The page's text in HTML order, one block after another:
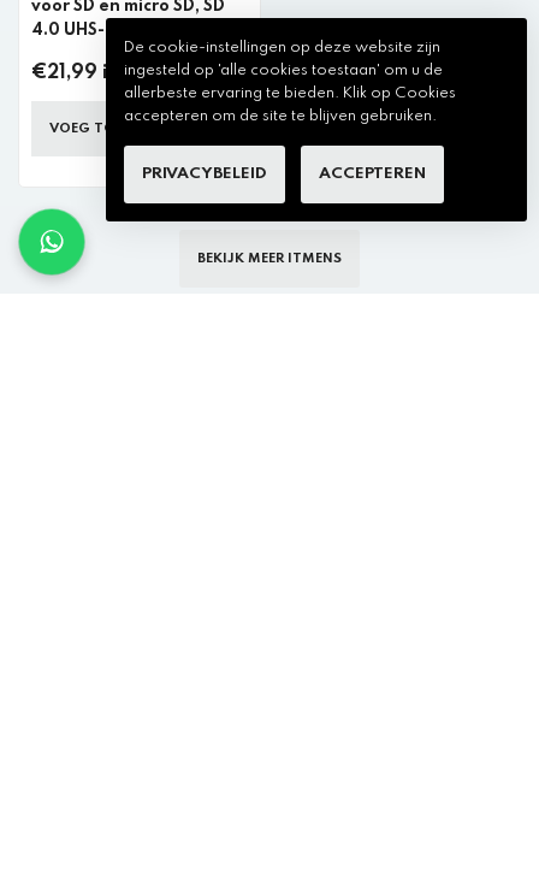
voor SD en micro SD, SD
4.0 UHS-II
€21,99 incl. btw
VOEG TOE AAN WINKELKAR
BEKIJK MEER ITMENS
De cookie-instellingen op deze website zijn
ingesteld op 'alle cookies toestaan' om u de
allerbeste ervaring te bieden. Klik op Cookies
accepteren om de site te blijven gebruiken.
PRIVACYBELEID ACCEPTEREN